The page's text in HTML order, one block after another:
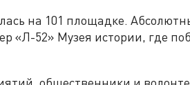
на 101 площадке.
«Л-52» Музея истории, где